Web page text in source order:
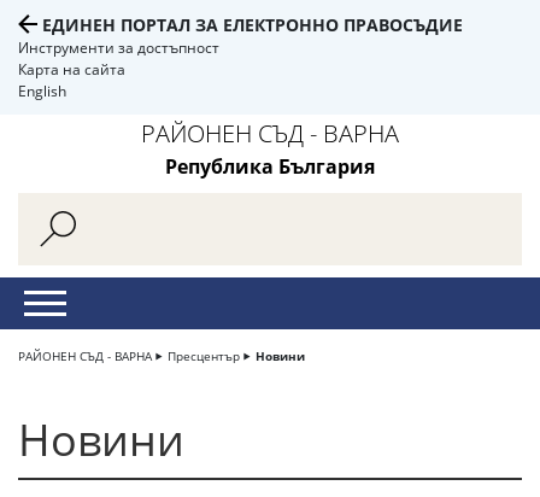
ЕДИНЕН ПОРТАЛ ЗА ЕЛЕКТРОННО ПРАВОСЪДИЕ
Инструменти за достъпност
Карта на сайта
English
РАЙОНЕН СЪД - ВАРНА
Република България
РАЙОНЕН СЪД - ВАРНА Пресцентър Новини
Новини